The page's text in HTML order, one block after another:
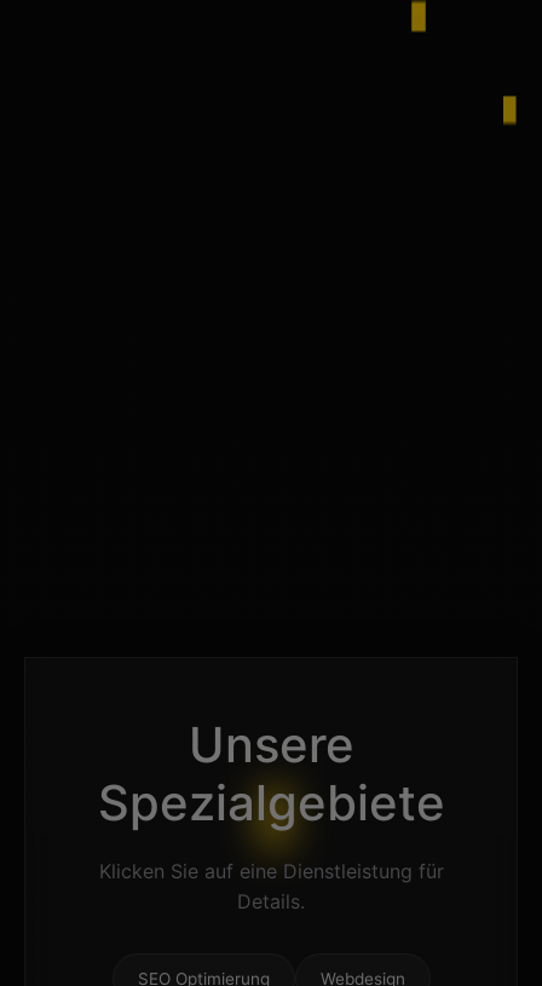
Unsere
Spezialgebiete
Klicken Sie auf eine Dienstleistung für
Details.
SEO Optimierung Webdesign